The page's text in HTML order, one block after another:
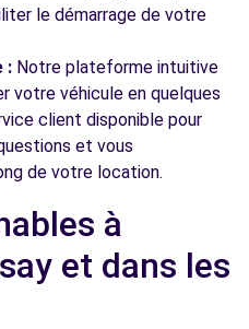
le démarrage de votre
: Notre plateforme intuitive
votre véhicule en quelques
client disponible pour
et vous
de votre location.
à
et dans les